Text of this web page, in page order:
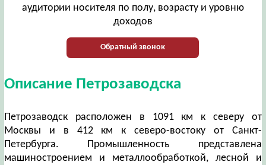
аудитории носителя по полу, возрасту и уровню
доходов
Обратный звонок
Описание Петрозаводска
Петрозаводск расположен в 1091 км к северу от
Москвы и в 412 км к северо-востоку от Санкт-
Петербурга. Промышленность представлена
машиностроением и металлообработкой, лесной и